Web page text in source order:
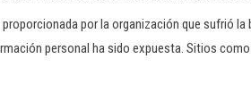
por la organización que sufrió
personal ha sido expuesta. Sitios